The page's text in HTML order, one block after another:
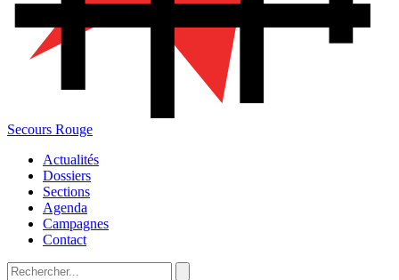
Secours Rouge
Actualités
Dossiers
Sections
Agenda
Campagnes
Contact